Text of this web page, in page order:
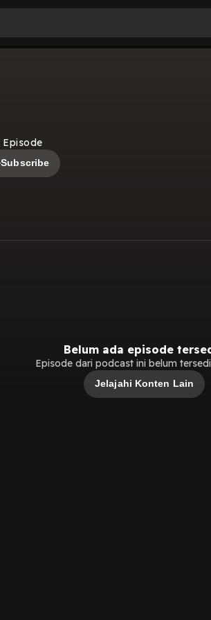
Episode
Subscribe
Belum ada episode
Episode dari podcast ini belum
Jelajahi Konten Lain